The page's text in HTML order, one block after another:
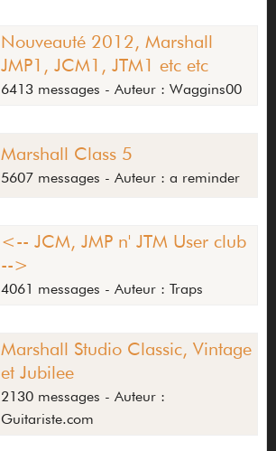
Nouveauté 2012, Marshall
JMP1, JCM1, JTM1 etc etc
6413 messages - Auteur : Waggins00
Marshall Class 5
5607 messages - Auteur : a reminder
<-- JCM, JMP n' JTM User club
-->
4061 messages - Auteur : Traps
Marshall Studio Classic, Vintage
et Jubilee
2130 messages - Auteur :
Guitariste.com